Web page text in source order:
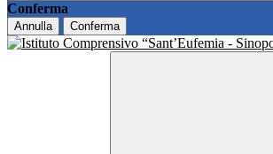
Conferma
Annulla Conferma